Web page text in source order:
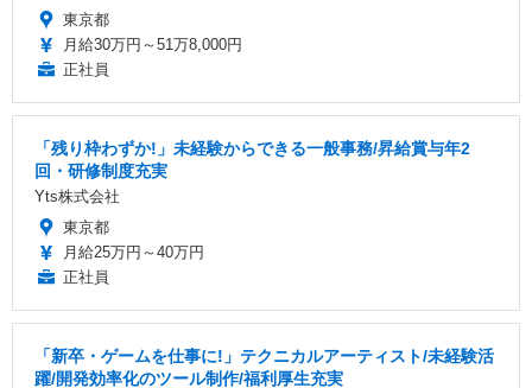
東京都
月給30万円～51万8,000円
正社員
「残り枠わずか!」未経験からできる一般事務/昇給賞与年2
回・研修制度充実
Yts株式会社
東京都
月給25万円～40万円
正社員
「新卒・ゲームを仕事に!」テクニカルアーティスト/未経験活
躍/開発効率化のツール制作/福利厚生充実